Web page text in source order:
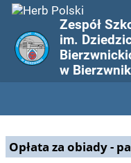
Zespół
im.
w
Ogłoszenia
Opłata za obiady -